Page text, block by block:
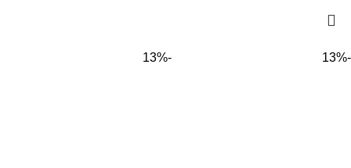
-13%
-13%